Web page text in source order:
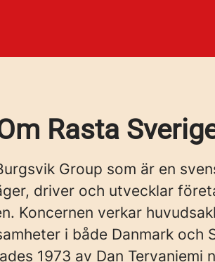
Rasta
Group som är en
driver och utvecklar
Koncernen verkar
i både Danmark och
1973 av Dan Tervaniemi